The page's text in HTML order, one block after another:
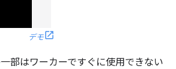
デモ
部はワーカーですぐに使用できない